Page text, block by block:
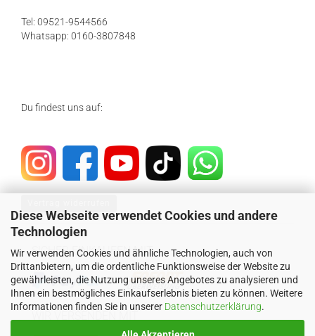
Diese Webseite verwendet Cookies und andere
Technologien
Wir verwenden Cookies und ähnliche Technologien, auch von
Drittanbietern, um die ordentliche Funktionsweise der Website zu
gewährleisten, die Nutzung unseres Angebotes zu analysieren und
Ihnen ein bestmögliches Einkaufserlebnis bieten zu können. Weitere
Informationen finden Sie in unserer Datenschutzerklärung.
Tel: 09521-9544566
Whatsapp: 0160-3807848
Du findest uns auf:
SICHER EINKAUFEN MIT